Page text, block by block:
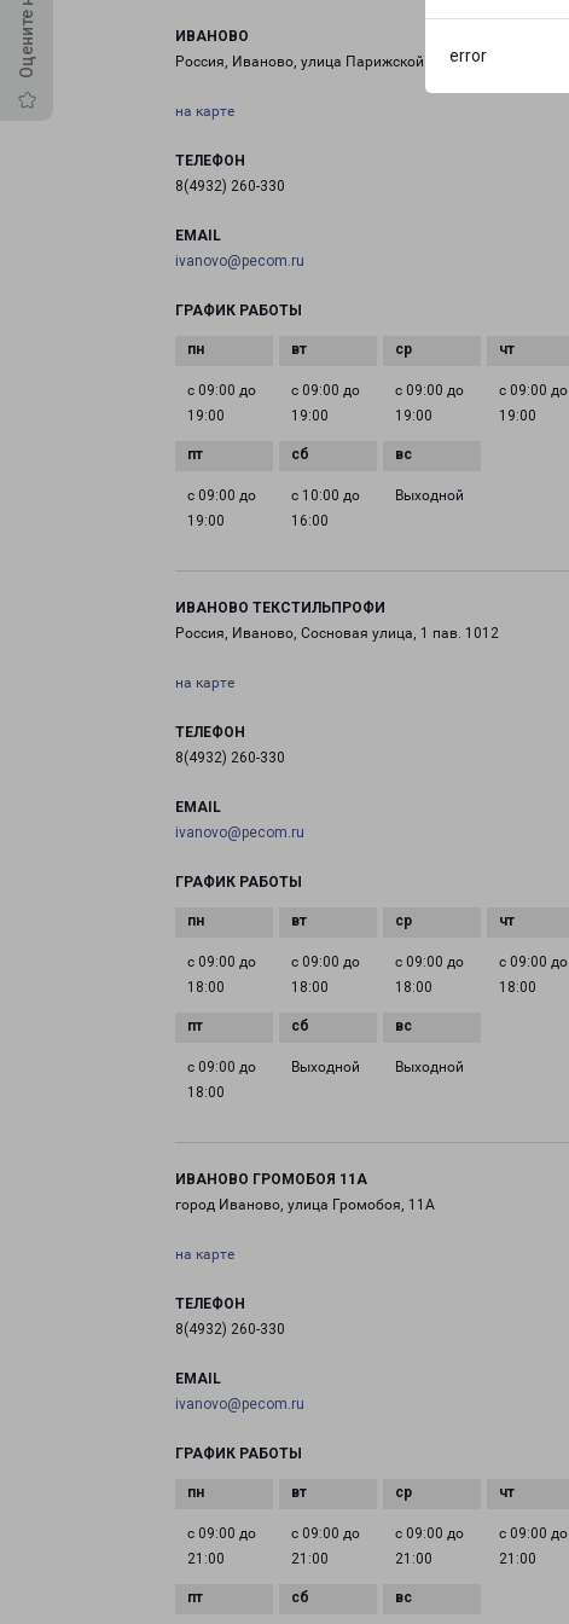
error
ИВАНОВО
Россия, Иваново, улица Парижской Коммуны, 84
на карте
ТЕЛЕФОН
8(4932) 260-330
EMAIL
ivanovo@pecom.ru
ГРАФИК РАБОТЫ
с 09:00 до
19:00
с 09:00 до
19:00
с 09:00 до
19:00
с 09:00 до
19:00
с 09:00 до
19:00
с 10:00 до
16:00
Выходной
ИВАНОВО ТЕКСТИЛЬПРОФИ
Россия, Иваново, Сосновая улица, 1 пав. 1012
на карте
ТЕЛЕФОН
8(4932) 260-330
EMAIL
ivanovo@pecom.ru
ГРАФИК РАБОТЫ
с 09:00 до
18:00
с 09:00 до
18:00
с 09:00 до
18:00
с 09:00 до
18:00
с 09:00 до
18:00
Выходной Выходной
ИВАНОВО ГРОМОБОЯ 11А
город Иваново, улица Громобоя, 11А
на карте
ТЕЛЕФОН
8(4932) 260-330
EMAIL
ivanovo@pecom.ru
ГРАФИК РАБОТЫ
с 09:00 до
21:00
с 09:00 до
21:00
с 09:00 до
21:00
с 09:00 до
21:00